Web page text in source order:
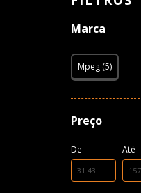
Marca
Mpeg (5)
Preço
De Até